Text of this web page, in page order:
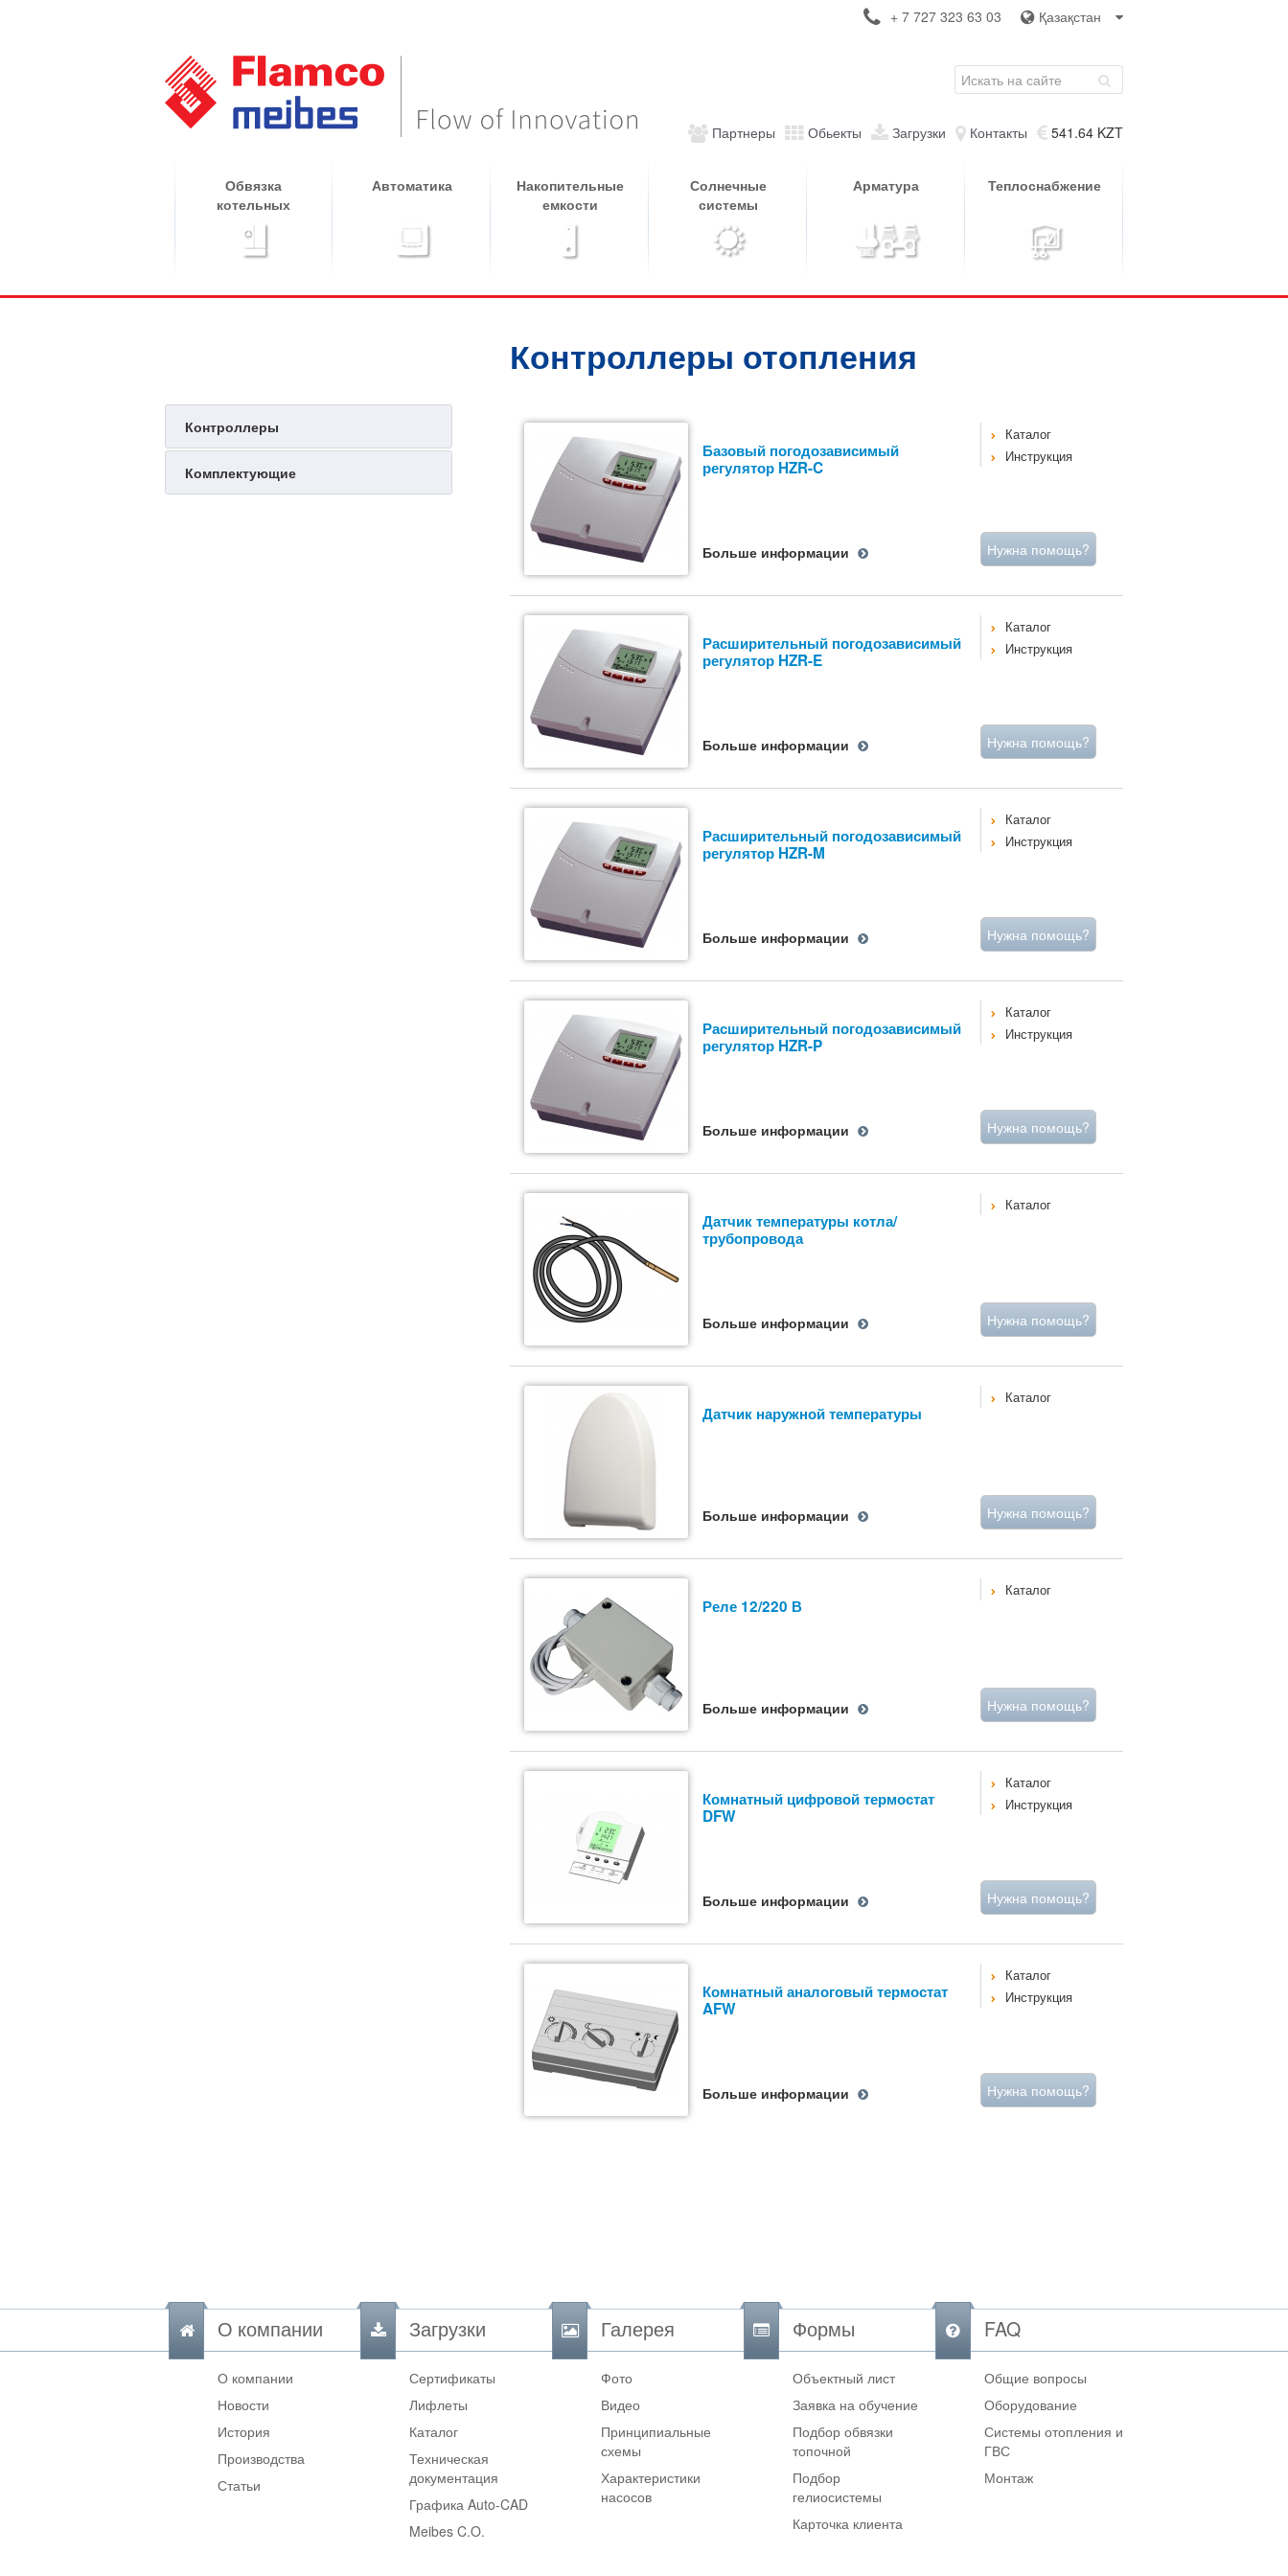
Қазақстан
+ 7 727 323 63 03
Партнеры Обьекты Загрузки Контакты 541.64 KZT
Обвязка
котельных
Автоматика
Накопительные
емкости
Солнечные
системы
Арматура Теплоснабжение
Контроллеры отопления
Контроллеры
Комплектующие
Базовый погодозависимый
регулятор HZR-C
Больше информации
Каталог
Инструкция
Нужна помощь?
Расширительный погодозависимый
регулятор HZR-E
Больше информации
Каталог
Инструкция
Нужна помощь?
Расширительный погодозависимый
регулятор HZR-M
Больше информации
Каталог
Инструкция
Нужна помощь?
Расширительный погодозависимый
регулятор HZR-P
Больше информации
Каталог
Инструкция
Нужна помощь?
Датчик температуры котла/
трубопровода
Больше информации
Каталог
Нужна помощь?
Датчик наружной температуры
Больше информации
Каталог
Нужна помощь?
Реле 12/220 В
Больше информации
Каталог
Нужна помощь?
Комнатный цифровой термостат
DFW
Больше информации
Каталог
Инструкция
Нужна помощь?
Комнатный аналоговый термостат
AFW
Больше информации
Каталог
Инструкция
Нужна помощь?
О компании
О компании
Новости
История
Производства
Статьи
Загрузки
Сертификаты
Лифлеты
Каталог
Техническая
документация
Графика Auto-CAD
Meibes C.O.
Галерея
Фото
Видео
Принципиальные
схемы
Характеристики
насосов
Формы
Объектный лист
Заявка на обучение
Подбор обвязки
топочной
Подбор
гелиосистемы
Карточка клиента
FAQ
Общие вопросы
Оборудование
Системы отопления и
ГВС
Монтаж